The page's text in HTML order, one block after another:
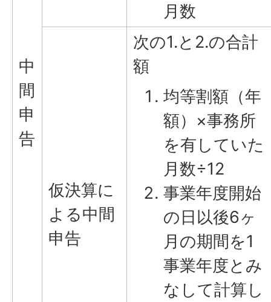
中
間
申
告
月数
仮決算に
よる中間
申告
次の1.と2.の合計
額
均等割額（年
額）×事務所
を有していた
月数÷12
事業年度開始
の日以後6ヶ
月の期間を1
事業年度とみ
なして計算し